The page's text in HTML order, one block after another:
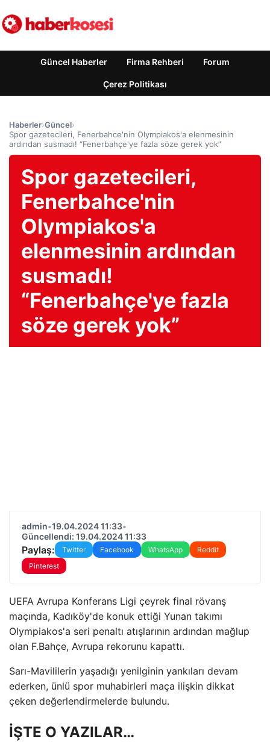
Güncel Haberler Firma Rehberi Forum
Çerez Politikası
Haberler›Güncel›
Spor gazetecileri, Fenerbahce'nin Olympiakos'a elenmesinin
ardından susmadı! “Fenerbahçe'ye fazla söze gerek yok”
Spor gazetecileri,
Fenerbahce'nin
Olympiakos'a
elenmesinin ardından
susmadı!
“Fenerbahçe'ye fazla
söze gerek yok”
admin•19.04.2024 11:33•
Güncellendi: 19.04.2024 11:33
Paylaş: Twitter Facebook WhatsApp
Reddit
Pinterest
UEFA Avrupa Konferans Ligi çeyrek final rövanş
maçında, Kadıköy'de konuk ettiği Yunan takımı
Olympiakos'a seri penaltı atışlarının ardından mağlup
olan F.Bahçe, Avrupa rekorunu kapattı.
Sarı-Mavililerin yaşadığı yenilginin yankıları devam
ederken, ünlü spor muhabirleri maça ilişkin dikkat
çeken değerlendirmelerde bulundu.
İŞTE O YAZILAR…